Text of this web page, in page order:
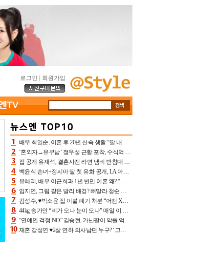
로그인 회원가입
배우 최일순, 이혼 후 20년 산속 생활 “딸 내가 버렸다고 원망‥맘 아파”(특종)[어제TV]
‘혼외자→유부남’ 정우성 근황 포착, 수식억 해킹 피해 후배 만났다 “존경하는”
집 공개 유재석, 결혼사진 라면 냄비 받침대 되고 분노‥가족사진도 피해(놀뭐)[어제TV]
백윤식 손녀+정시아 딸 첫 유화 공개, LA 아트쇼→서울국제조각페스타 작가다운 수준급 실력
유혜리, 배우 이근희과 1년 반만 이혼 왜? “식칼 꽂고 의자 던져” 충격 폭로(특종)[어제TV]
임지연, 그림 같은 발리 배경? 뼈말라 청순 비키니 핏에 상대 안 되네
김성수, ♥박소윤 집 이불 폐기 처분 “어떤 X이랑 썼을지 몰라” 질투(신랑수업2)[어제TV]
44kg 송가인 “비가 오나 눈이 오나” 매일 이 운동, 허벅지 근육량 상승+체지방 감소
“연예인 걱정 NO” 김승현, 가난팔이 악플 억울할만‥아내+딸과 日 여행
재혼 강성연 ♥2살 연하 의사남편 누구? ‘그알’ 자문의에 훈남 비주얼 초엘리트 스펙 [종합]